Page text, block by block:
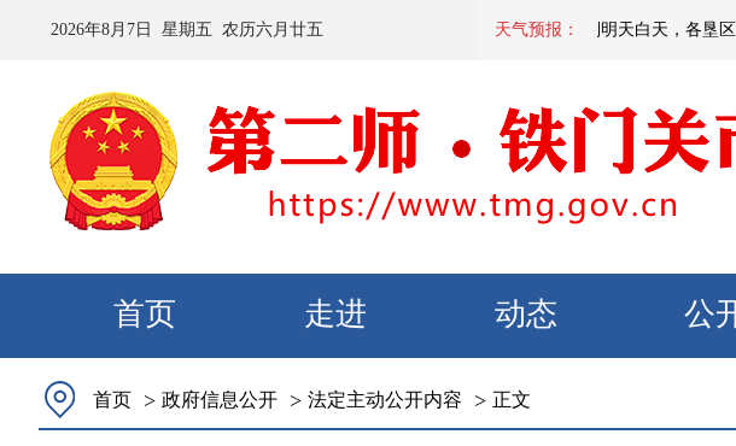
2026年8月 7 日 星期五 农历六月廿五 天气预报：
预计：今天夜间到明天白天，各垦区
首页 走进 动态 公
首页 > 政府信息公开 > 法定主动公开内容 > 正文